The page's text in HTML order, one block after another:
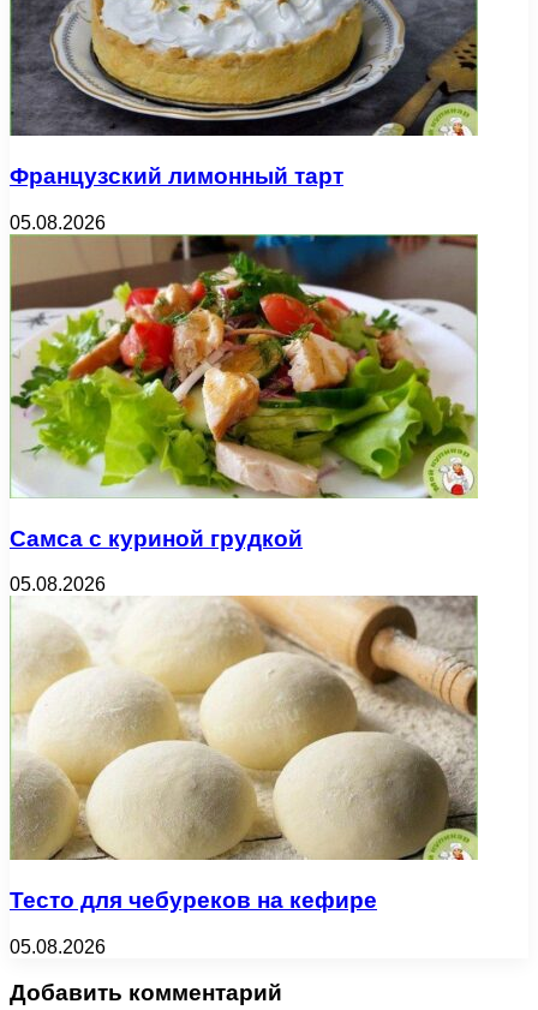
Французский лимонный тарт
05.08.2026
Самса с куриной грудкой
05.08.2026
Тесто для чебуреков на кефире
05.08.2026
Добавить комментарий